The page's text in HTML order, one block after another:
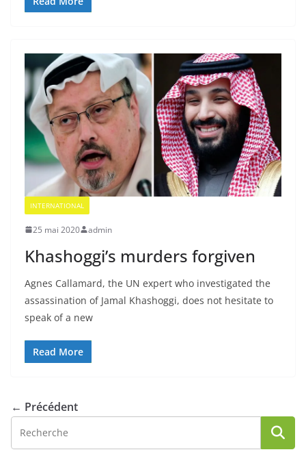
INTERNATIONAL
25 mai 2020 admin
Khashoggi’s murders forgiven
Agnes Callamard, the UN expert who investigated the
assassination of Jamal Khashoggi, does not hesitate to
speak of a new
Read More
← Précédent